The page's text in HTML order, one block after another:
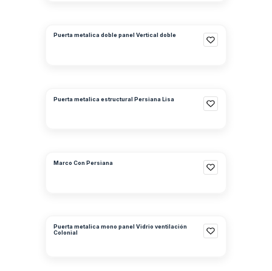
Puerta metalica doble panel Vertical doble
Puerta metalica estructural Persiana Lisa
Marco Con Persiana
Puerta metalica mono panel Vidrio ventilación
Colonial